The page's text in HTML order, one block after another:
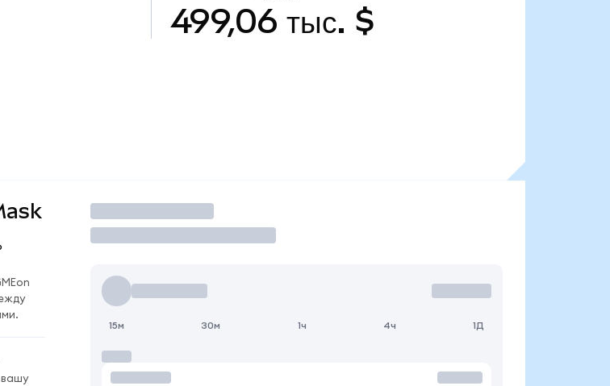
499,06 тыс. $
вашу
Торговать
15м 30м 1ч 4ч 1Д